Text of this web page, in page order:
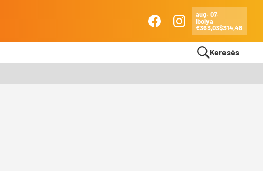
FacebookInstagram
Ma
aug. 07.
Ibolya
€363,03$314,48
Keresés